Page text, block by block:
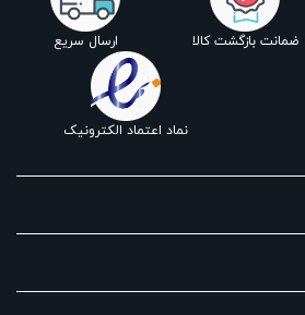
ضمانت بازگشت کالا ارسال سریع
نماد اعتماد الکترونیک